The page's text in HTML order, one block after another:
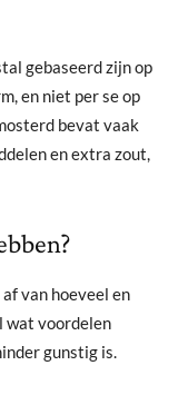
gebaseerd zijn op
en niet per se op
bevat vaak
en extra zout,
van hoeveel en
wat voordelen
gunstig is.